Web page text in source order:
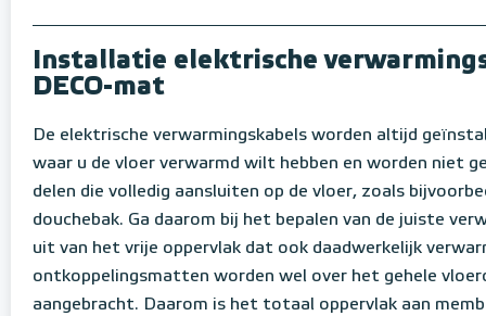
Installatie elektrische
DECO-mat
De elektrische verwarmingskabels worden altijd
waar u de vloer verwarmd wilt hebben en worden niet
delen die volledig aansluiten op de vloer, zoals
douchebak. Ga daarom bij het bepalen van de juiste
uit van het vrije oppervlak dat ook daadwerkelijk
ontkoppelingsmatten worden wel over het gehele
aangebracht. Daarom is het totaal oppervlak aan